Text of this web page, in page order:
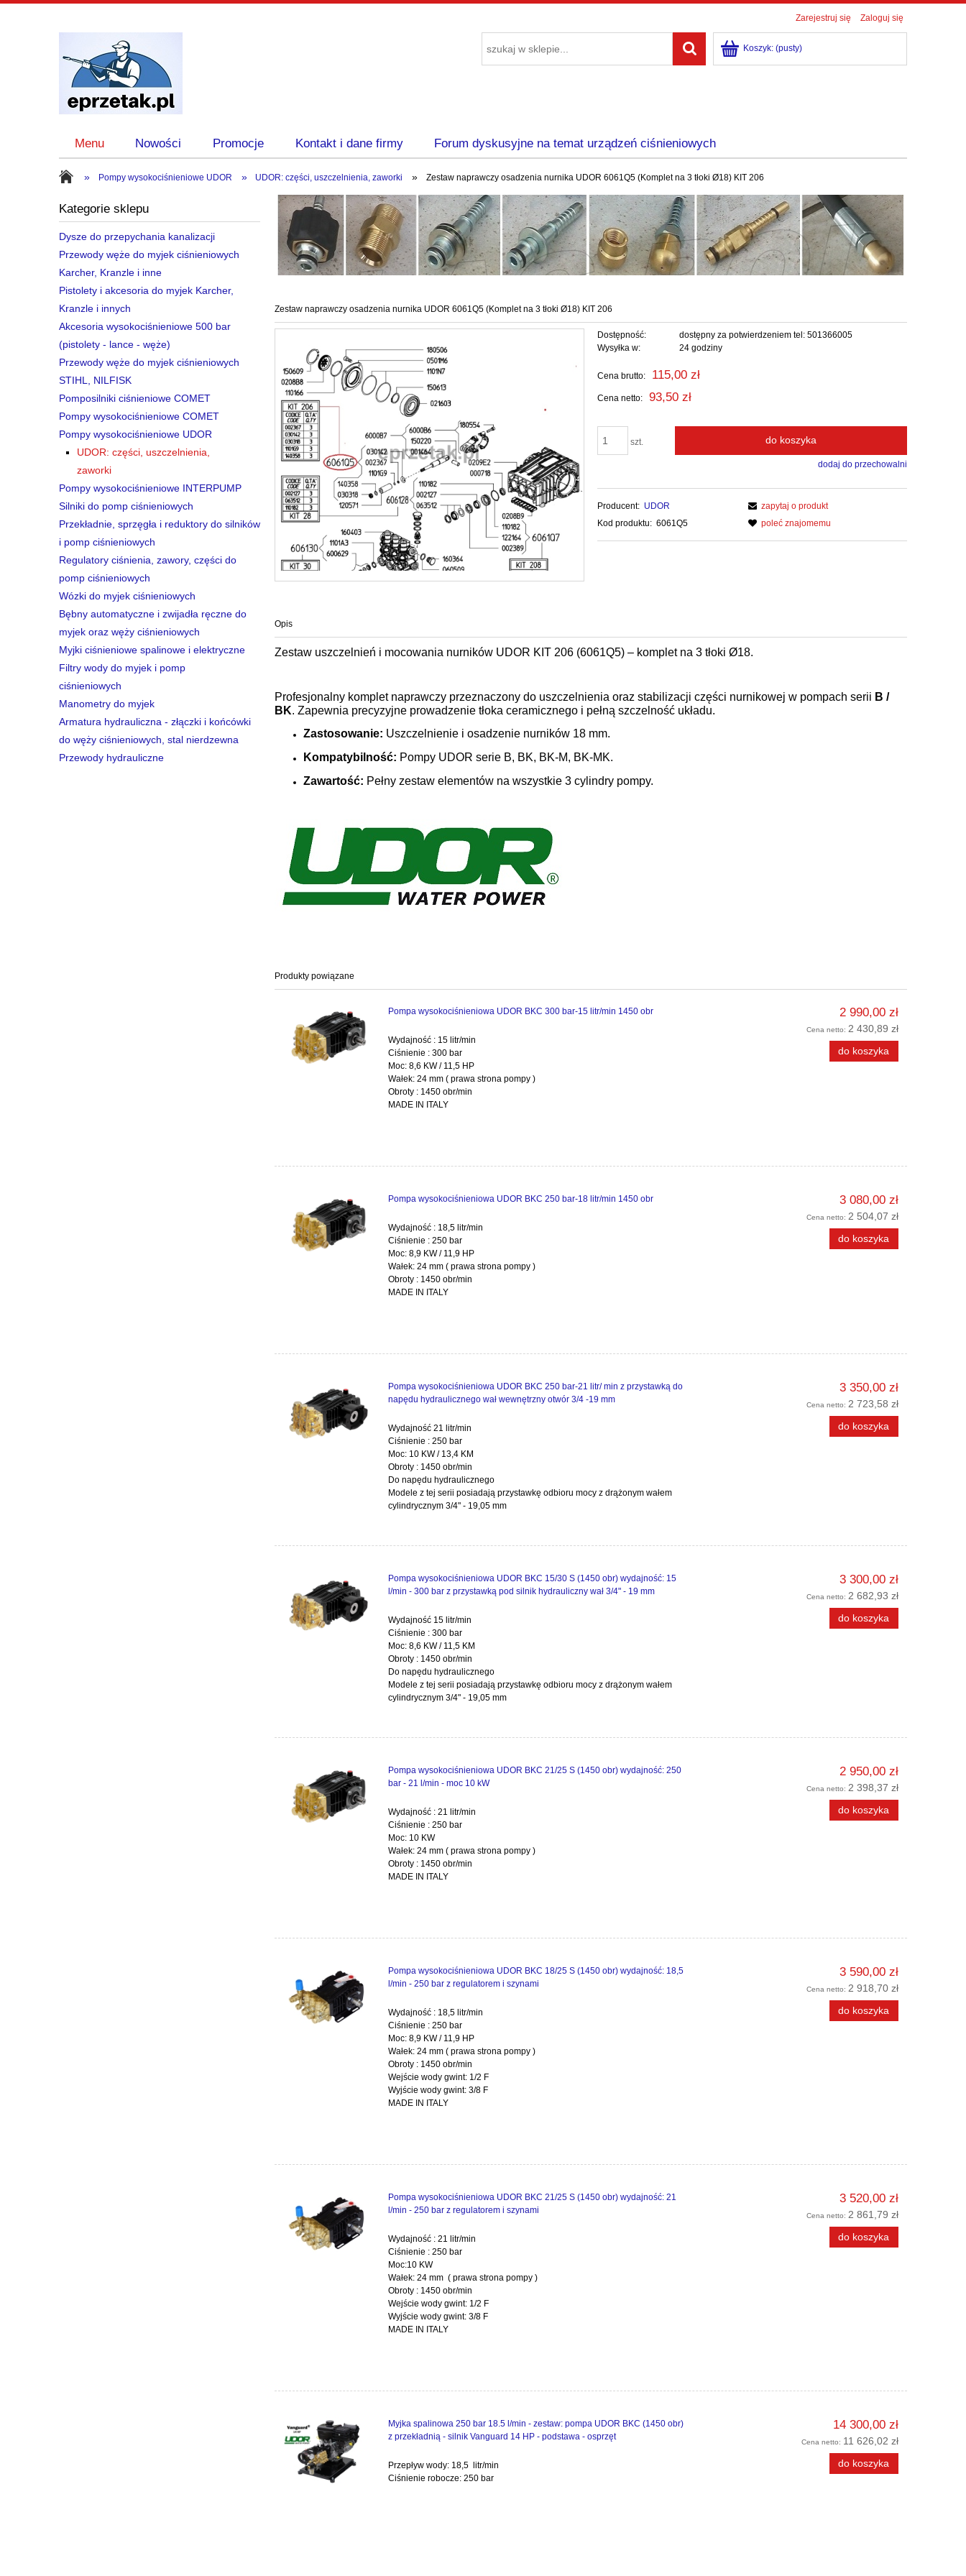
Zarejestruj się Zaloguj się
Koszyk: (pusty)
Menu Nowości Promocje Kontakt i dane firmy Forum dyskusyjne na temat urządzeń ciśnieniowych
» Pompy wysokociśnieniowe UDOR » UDOR: części, uszczelnienia, zaworki » Zestaw naprawczy osadzenia nurnika UDOR 6061Q5 (Komplet na 3 tłoki Ø18) KIT 206
Kategorie sklepu
Dysze do przepychania kanalizacji
Przewody węże do myjek ciśnieniowych
Karcher, Kranzle i inne
Pistolety i akcesoria do myjek Karcher,
Kranzle i innych
Akcesoria wysokociśnieniowe 500 bar
(pistolety - lance - węże)
Przewody węże do myjek ciśnieniowych
STIHL, NILFISK
Pomposilniki ciśnieniowe COMET
Pompy wysokociśnieniowe COMET
Pompy wysokociśnieniowe UDOR
UDOR: części, uszczelnienia,
zaworki
Pompy wysokociśnieniowe INTERPUMP
Silniki do pomp ciśnieniowych
Przekładnie, sprzęgła i reduktory do silników
i pomp ciśnieniowych
Regulatory ciśnienia, zawory, części do
pomp ciśnieniowych
Wózki do myjek ciśnieniowych
Bębny automatyczne i zwijadła ręczne do
myjek oraz węży ciśnieniowych
Myjki ciśnieniowe spalinowe i elektryczne
Filtry wody do myjek i pomp
ciśnieniowych
Manometry do myjek
Armatura hydrauliczna - złączki i końcówki
do węży ciśnieniowych, stal nierdzewna
Przewody hydrauliczne
Zestaw naprawczy osadzenia nurnika UDOR 6061Q5 (Komplet na 3 tłoki Ø18) KIT 206
Dostępność:
dostępny za potwierdzeniem tel: 501366005
Wysyłka w:
24 godziny
Cena brutto: 115,00 zł
Cena netto: 93,50 zł
szt. do koszyka
dodaj do przechowalni
Producent: UDOR
Kod produktu: 6061Q5
zapytaj o produkt
poleć znajomemu
Opis
Zestaw uszczelnień i mocowania nurników UDOR KIT 206 (6061Q5) – komplet na 3 tłoki Ø18.
Profesjonalny komplet naprawczy przeznaczony do uszczelnienia oraz stabilizacji części nurnikowej w pompach serii B /
BK. Zapewnia precyzyjne prowadzenie tłoka ceramicznego i pełną szczelność układu.
Zastosowanie: Uszczelnienie i osadzenie nurników 18 mm.
Kompatybilność: Pompy UDOR serie B, BK, BK-M, BK-MK.
Zawartość: Pełny zestaw elementów na wszystkie 3 cylindry pompy.
Produkty powiązane
Pompa wysokociśnieniowa UDOR BKC 300 bar-15 litr/min 1450 obr
Wydajność : 15 litr/min
Ciśnienie : 300 bar
Moc: 8,6 KW / 11,5 HP
Wałek: 24 mm ( prawa strona pompy )
Obroty : 1450 obr/min
MADE IN ITALY
2 990,00 zł
Cena netto: 2 430,89 zł
do koszyka
Pompa wysokociśnieniowa UDOR BKC 250 bar-18 litr/min 1450 obr
Wydajność : 18,5 litr/min
Ciśnienie : 250 bar
Moc: 8,9 KW / 11,9 HP
Wałek: 24 mm ( prawa strona pompy )
Obroty : 1450 obr/min
MADE IN ITALY
3 080,00 zł
Cena netto: 2 504,07 zł
do koszyka
Pompa wysokociśnieniowa UDOR BKC 250 bar-21 litr/ min z przystawką do
napędu hydraulicznego wał wewnętrzny otwór 3/4 -19 mm
Wydajność 21 litr/min
Ciśnienie : 250 bar
Moc: 10 KW / 13,4 KM
Obroty : 1450 obr/min
Do napędu hydraulicznego
Modele z tej serii posiadają przystawkę odbioru mocy z drążonym wałem
cylindrycznym 3/4" - 19,05 mm
3 350,00 zł
Cena netto: 2 723,58 zł
do koszyka
Pompa wysokociśnieniowa UDOR BKC 15/30 S (1450 obr) wydajność: 15
l/min - 300 bar z przystawką pod silnik hydrauliczny wał 3/4" - 19 mm
Wydajność 15 litr/min
Ciśnienie : 300 bar
Moc: 8,6 KW / 11,5 KM
Obroty : 1450 obr/min
Do napędu hydraulicznego
Modele z tej serii posiadają przystawkę odbioru mocy z drążonym wałem
cylindrycznym 3/4" - 19,05 mm
3 300,00 zł
Cena netto: 2 682,93 zł
do koszyka
Pompa wysokociśnieniowa UDOR BKC 21/25 S (1450 obr) wydajność: 250
bar - 21 l/min - moc 10 kW
Wydajność : 21 litr/min
Ciśnienie : 250 bar
Moc: 10 KW
Wałek: 24 mm ( prawa strona pompy )
Obroty : 1450 obr/min
MADE IN ITALY
2 950,00 zł
Cena netto: 2 398,37 zł
do koszyka
Pompa wysokociśnieniowa UDOR BKC 18/25 S (1450 obr) wydajność: 18,5
l/min - 250 bar z regulatorem i szynami
Wydajność : 18,5 litr/min
Ciśnienie : 250 bar
Moc: 8,9 KW / 11,9 HP
Wałek: 24 mm ( prawa strona pompy )
Obroty : 1450 obr/min
Wejście wody gwint: 1/2 F
Wyjście wody gwint: 3/8 F
MADE IN ITALY
3 590,00 zł
Cena netto: 2 918,70 zł
do koszyka
Pompa wysokociśnieniowa UDOR BKC 21/25 S (1450 obr) wydajność: 21
l/min - 250 bar z regulatorem i szynami
Wydajność : 21 litr/min
Ciśnienie : 250 bar
Moc:10 KW
Wałek: 24 mm ( prawa strona pompy )
Obroty : 1450 obr/min
Wejście wody gwint: 1/2 F
Wyjście wody gwint: 3/8 F
MADE IN ITALY
3 520,00 zł
Cena netto: 2 861,79 zł
do koszyka
Myjka spalinowa 250 bar 18.5 l/min - zestaw: pompa UDOR BKC (1450 obr)
z przekładnią - silnik Vanguard 14 HP - podstawa - osprzęt
Przepływ wody: 18,5 litr/min
Ciśnienie robocze: 250 bar
14 300,00 zł
Cena netto: 11 626,02 zł
do koszyka